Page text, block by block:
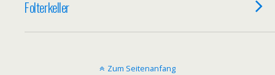
Folterkeller
Zum Seitenanfang